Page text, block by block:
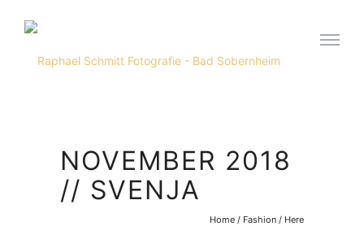
NOVEMBER 2018
// SVENJA
Home / Fashion / Here